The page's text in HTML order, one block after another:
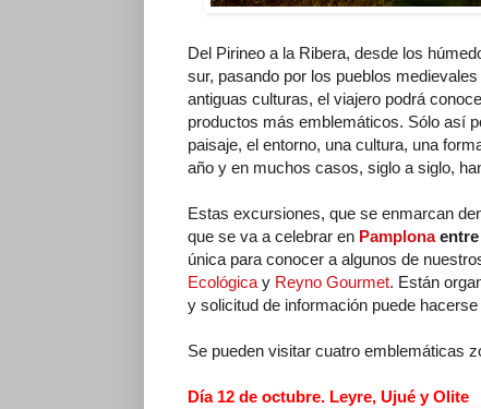
Del Pirineo a la Ribera, desde los
sur, pasando por los pueblos
antiguas culturas, el viajero podrá
productos más emblemáticos. Sólo así
paisaje, el entorno, una cultura, una
año y en muchos casos, siglo a siglo,
Estas excursiones, que se enmarcan
que se va a celebrar en Pamplonaentre
única para conocer a algunos de
Ecológica y Reyno Gourmet. Están
y solicitud de información puede
Se pueden visitar cuatro emblemáticas
Día 12 de octubre. Leyre, Ujué y Olite